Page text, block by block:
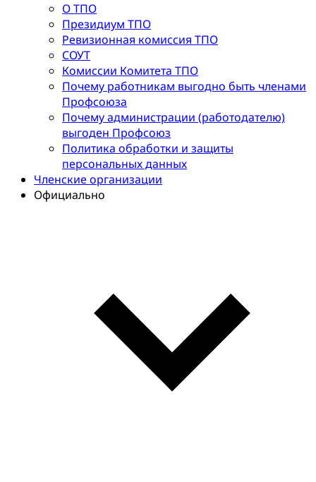
О ТПО
Президиум ТПО
Ревизионная комиссия ТПО
СОУТ
Комиссии Комитета ТПО
Почему работникам выгодно быть членами
Профсоюза
Почему администрации (работодателю)
выгоден Профсоюз
Политика обработки и защиты
персональных данных
Членские организации
Официально